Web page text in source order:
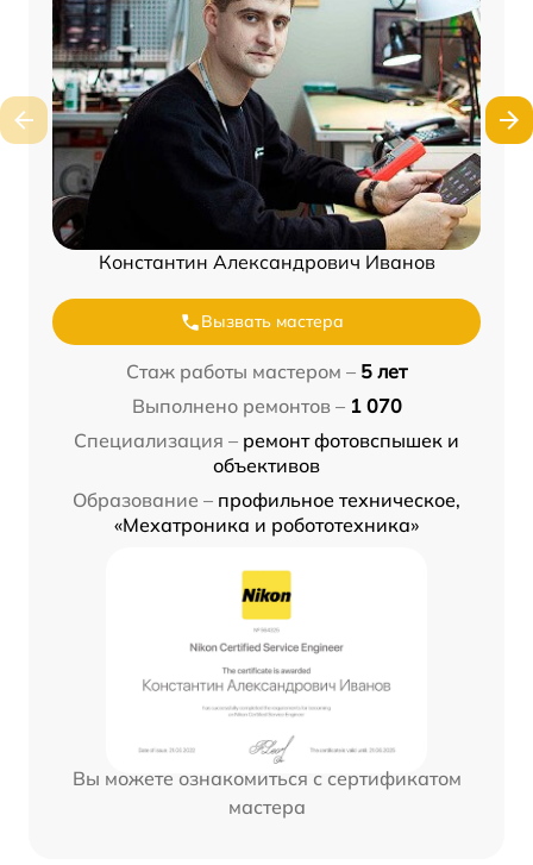
Константин Александрович Иванов
Вызвать мастера
Стаж работы мастером – 5 лет
Выполнено ремонтов – 1 070
Специализация – ремонт фотовспышек и
объективов
Образование – профильное техническое,
«Мехатроника и робототехника»
Вы можете ознакомиться с сертификатом
мастера